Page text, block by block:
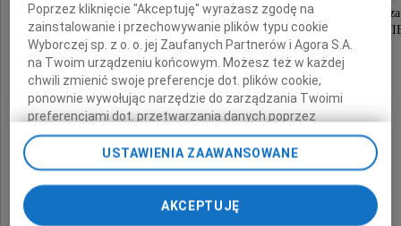
Zostaniesz w naszej pamięci NA ZAWSZE, bo trudno
TWOJĄ WITALNOŚĆ, DZIELNOŚĆ, DOBROĆ i
Niepogodzeni z Twoim odejściem
Poprzez kliknięcie "Akceptuję" wyrażasz zgodę na
zainstalowanie i przechowywanie plików typu cookie
Wyborczej sp. z o. o. jej Zaufanych Partnerów i Agora S.A.
na Twoim urządzeniu końcowym. Możesz też w każdej
chwili zmienić swoje preferencje dot. plików cookie,
ponownie wywołując narzędzie do zarządzania Twoimi
preferencjami dot. przetwarzania danych poprzez
odnośnik „Ustawienia prywatności” w stopce serwisu i
przechodząc do sekcji „Ustawienia zaawansowane”.
Zmiana ustawień plików cookie możliwa jest także za
pomocą ustawień przeglądarki.
USTAWIENIA ZAAWANSOWANE
AKCEPTUJĘ